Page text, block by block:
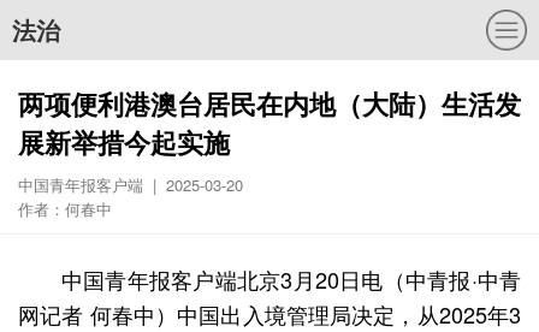
法治
两项便利港澳台居民在内地（大陆）生活发
展新举措今起实施
中国青年报客户端 | 2025-03-20
作者：何春中
中国青年报客户端北京3月20日电（中青报·中青
网记者 何春中）中国出入境管理局决定，从2025年3